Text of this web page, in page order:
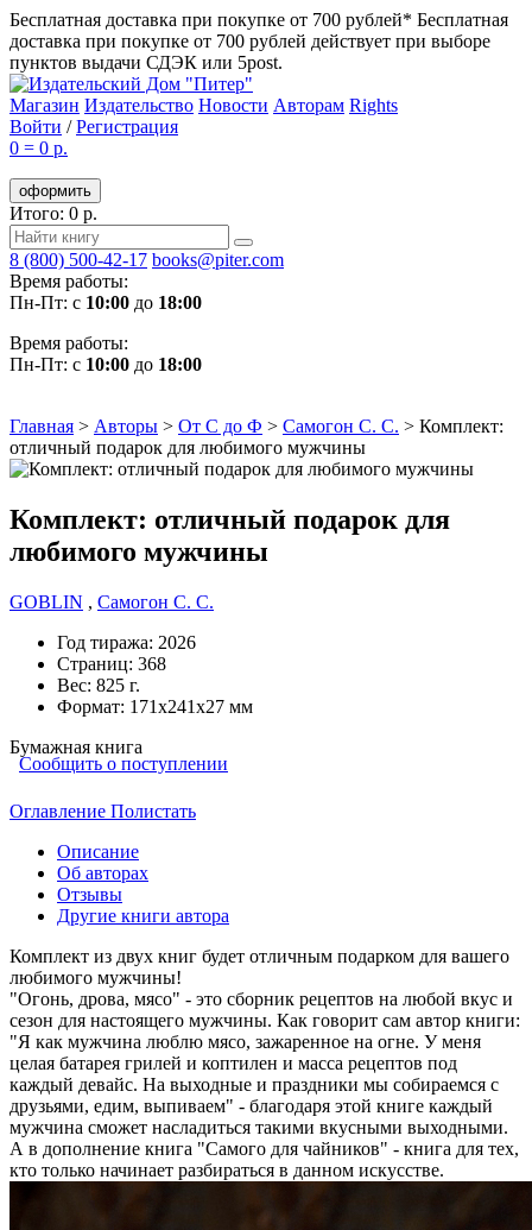
Бесплатная доставка при покупке от 700 рублей* Бесплатная
доставка при покупке от 700 рублей действует при выборе
пунктов выдачи СДЭК или 5post.
Магазин Издательство Новости Авторам Rights
Войти /Регистрация
0 = 0 р.
оформить
Итого: 0 р.
8 (800) 500-42-17 books@piter.com
Время работы:
Пн-Пт: с 10:00 до 18:00
Время работы:
Пн-Пт: с 10:00 до 18:00
Главная > Авторы > От С до Ф > Самогон С. С. > Комплект:
отличный подарок для любимого мужчины
Комплект: отличный подарок для
любимого мужчины
GOBLIN , Самогон С. С.
Год тиража: 2026
Страниц: 368
Вес: 825 г.
Формат: 171х241х27 мм
Бумажная книга
Сообщить о поступлении
Оглавление Полистать
Описание
Об авторах
Отзывы
Другие книги автора
Комплект из двух книг будет отличным подарком для вашего
любимого мужчины!
"Огонь, дрова, мясо" - это сборник рецептов на любой вкус и
сезон для настоящего мужчины. Как говорит сам автор книги:
"Я как мужчина люблю мясо, зажаренное на огне. У меня
целая батарея грилей и коптилен и масса рецептов под
каждый девайс. На выходные и праздники мы собираемся с
друзьями, едим, выпиваем" - благодаря этой книге каждый
мужчина сможет насладиться такими вкусными выходными.
А в дополнение книга "Самого для чайников" - книга для тех,
кто только начинает разбираться в данном искусстве.